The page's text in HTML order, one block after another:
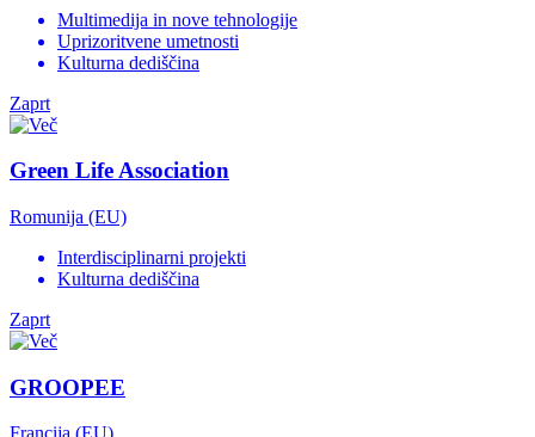
Multimedija in nove tehnologije
Uprizoritvene umetnosti
Kulturna dediščina
Zaprt
Green Life Association
Romunija (EU)
Interdisciplinarni projekti
Kulturna dediščina
Zaprt
GROOPEE